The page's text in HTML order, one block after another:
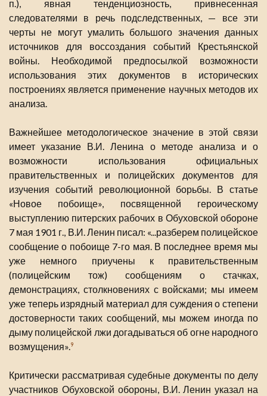
п.), явная тенденциозность, привнесенная
следователями в речь подследственных, — все эти
черты не могут умалить большого значения данных
источников для воссоздания событий Крестьянской
войны. Необходимой предпосылкой возможности
использования этих документов в исторических
построениях является применение научных методов их
анализа.
Важнейшее методологическое значение в этой связи
имеет указание В.И. Ленина о методе анализа и о
возможности использования официальных
правительственных и полицейских документов для
изучения событий революционной борьбы. В статье
«Новое побоище», посвященной героическому
выступлению питерских рабочих в Обуховской обороне
7 мая 1901 г., В.И. Ленин писал: «...разберем полицейское
сообщение о побоище 7-го мая. В последнее время мы
уже немного приучены к правительственным
(полицейским тож) сообщениям о стачках,
демонстрациях, столкновениях с войсками; мы имеем
уже теперь изрядный материал для суждения о степени
достоверности таких сообщений, мы можем иногда по
дыму полицейской лжи догадываться об огне народного
возмущения».9
Критически рассматривая судебные документы по делу
участников Обуховской обороны, В.И. Ленин указал на